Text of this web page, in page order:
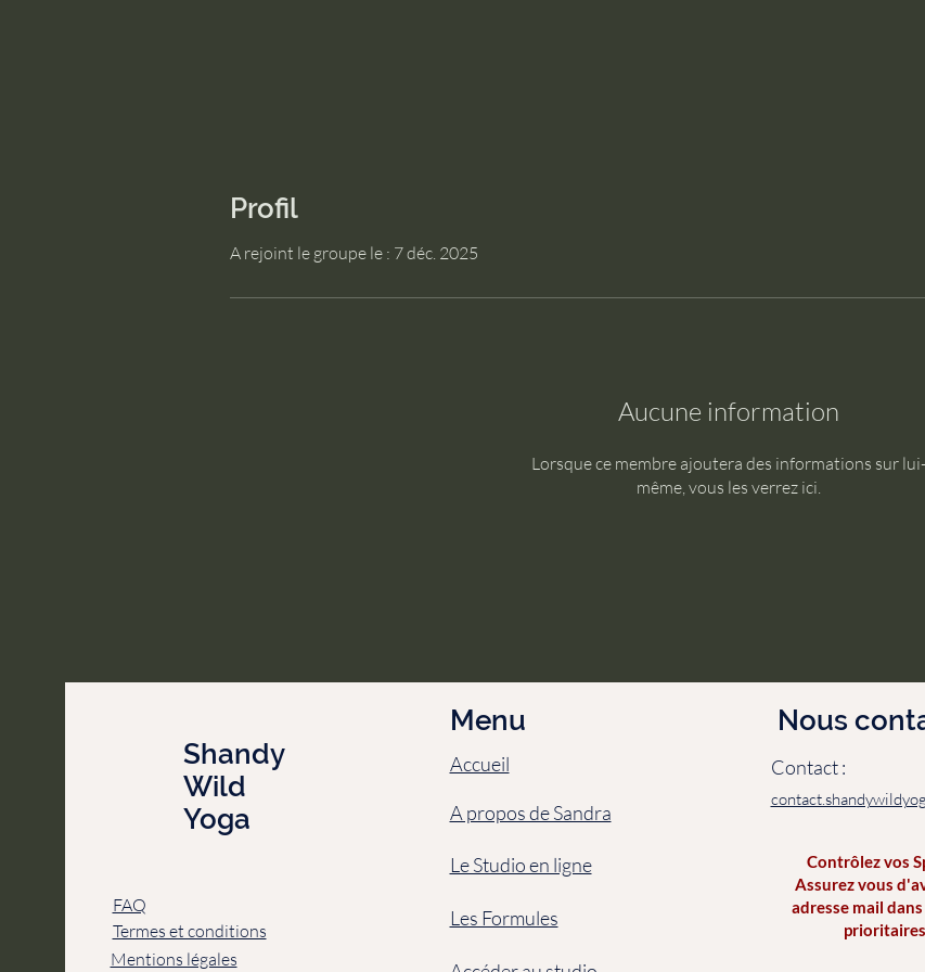
Profil
A rejoint le groupe le : 7 déc. 2025
Aucune information
Lorsque ce membre ajoutera des informations sur lui-
même, vous les verrez ici.
Shandy
Wild
Yoga
Termes et conditions
FAQ
Mentions légales
Menu
Accueil
A propos de Sandra
Le Studio en ligne
Les Formules
Nous
Contact :
Contrôlez vos
Assurez vous
adresse mail